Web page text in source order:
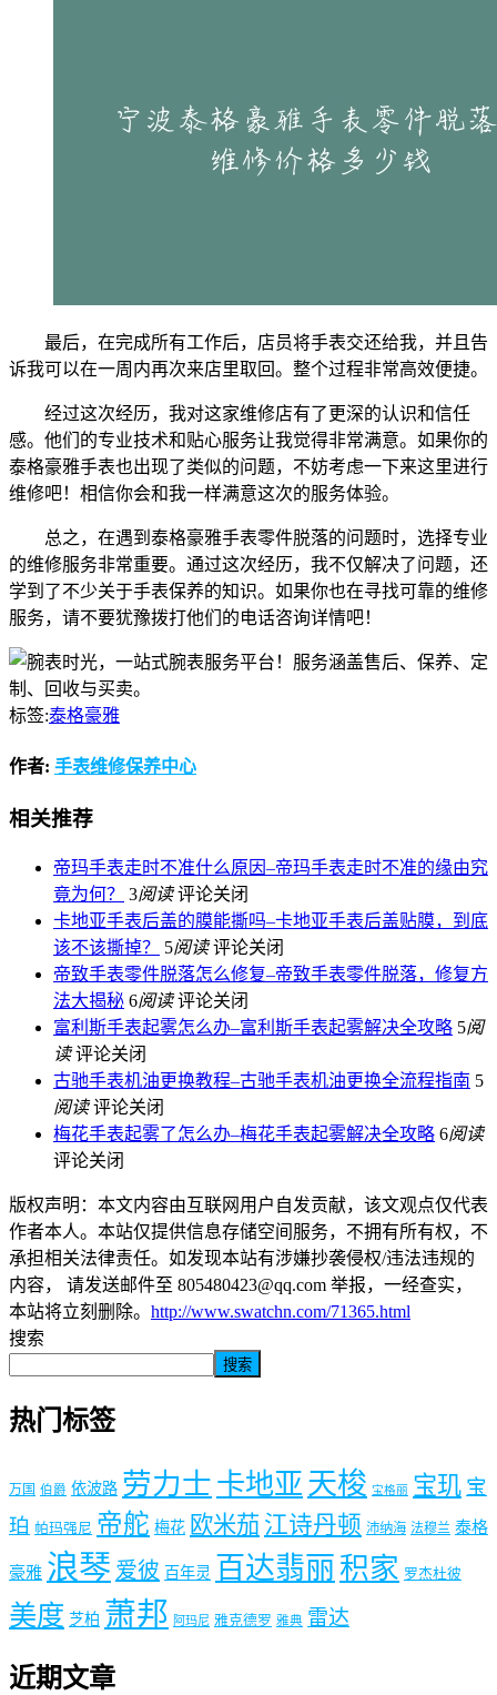
最后，在完成所有工作后，店员将手表交还给我，并且告
诉我可以在一周内再次来店里取回。整个过程非常高效便捷。
经过这次经历，我对这家维修店有了更深的认识和信任
感。他们的专业技术和贴心服务让我觉得非常满意。如果你的
泰格豪雅手表也出现了类似的问题，不妨考虑一下来这里进行
维修吧！相信你会和我一样满意这次的服务体验。
总之，在遇到泰格豪雅手表零件脱落的问题时，选择专业
的维修服务非常重要。通过这次经历，我不仅解决了问题，还
学到了不少关于手表保养的知识。如果你也在寻找可靠的维修
服务，请不要犹豫拨打他们的电话咨询详情吧！
标签:泰格豪雅
作者: 手表维修保养中心
相关推荐
帝玛手表走时不准什么原因–帝玛手表走时不准的缘由究
竟为何？
3阅读 评论关闭
卡地亚手表后盖的膜能撕吗–卡地亚手表后盖贴膜，到底
该不该撕掉？
5阅读 评论关闭
帝致手表零件脱落怎么修复–帝致手表零件脱落，修复方
法大揭秘 6阅读 评论关闭
富利斯手表起雾怎么办–富利斯手表起雾解决全攻略 5阅
读 评论关闭
古驰手表机油更换教程–古驰手表机油更换全流程指南 5
阅读 评论关闭
梅花手表起雾了怎么办–梅花手表起雾解决全攻略 6阅读
评论关闭
版权声明：本文内容由互联网用户自发贡献，该文观点仅代表
作者本人。本站仅提供信息存储空间服务，不拥有所有权，不
承担相关法律责任。如发现本站有涉嫌抄袭侵权/违法违规的
内容， 请发送邮件至 805480423@qq.com 举报，一经查实，
本站将立刻删除。 http://www.swatchn.com/71365.html
搜索
搜索
热门标签
万国 伯爵 依波路 劳力士 卡地亚 天梭 宝格丽 宝玑 宝
珀 帕玛强尼 帝舵 梅花 欧米茄 江诗丹顿 沛纳海 法穆兰 泰格
豪雅 浪琴 爱彼 百年灵 百达翡丽 积家 罗杰杜彼
美度 芝柏 萧邦 阿玛尼 雅克德罗 雅典 雷达
近期文章